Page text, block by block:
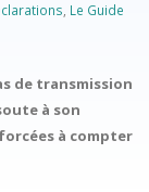
Le Guide
de transmission
à son
à compter